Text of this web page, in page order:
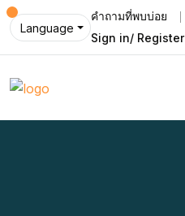
Language
คำถามที่พบบ่อย
Sign in/ Register